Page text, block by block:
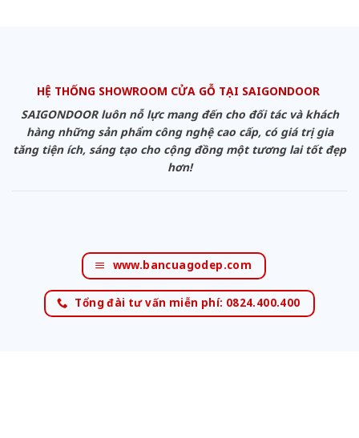
HỆ THỐNG SHOWROOM CỬA GỖ TẠI SAIGONDOOR
SAIGONDOOR luôn nỗ lực mang đến cho đối tác và khách
hàng những sản phẩm công nghệ cao cấp, có giá trị gia
tăng tiện ích, sáng tạo cho cộng đồng một tương lai tốt đẹp
hơn!
www.bancuagodep.com
Tổng đài tư vấn miễn phí: 0824.400.400